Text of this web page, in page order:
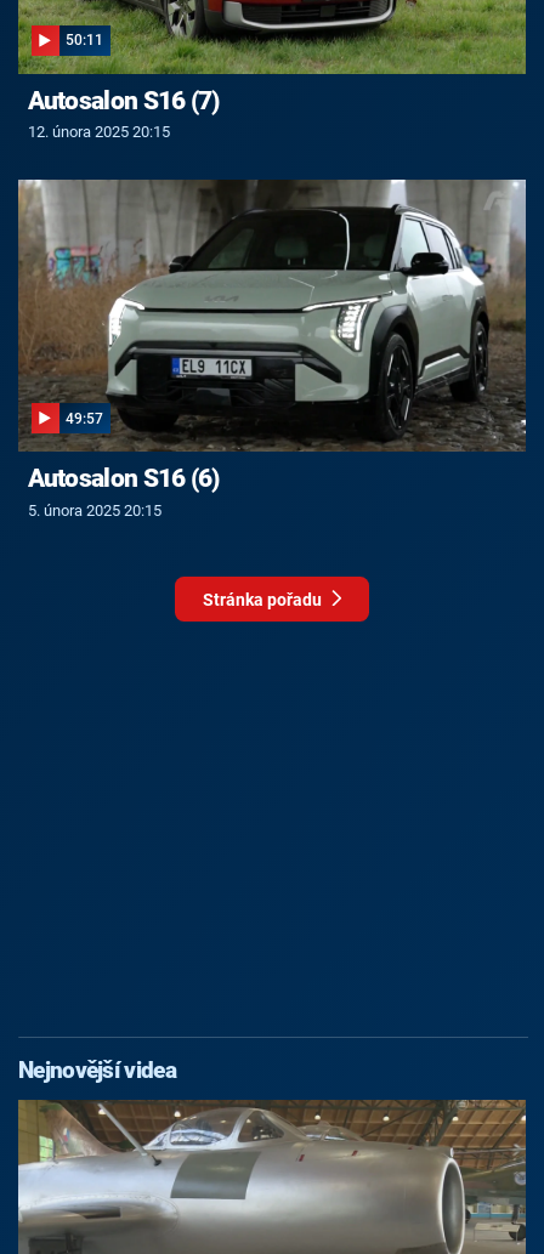
50:11
Autosalon S16 (7)
12. února 2025 20:15
49:57
Autosalon S16 (6)
5. února 2025 20:15
Stránka pořadu
Nejnovější videa